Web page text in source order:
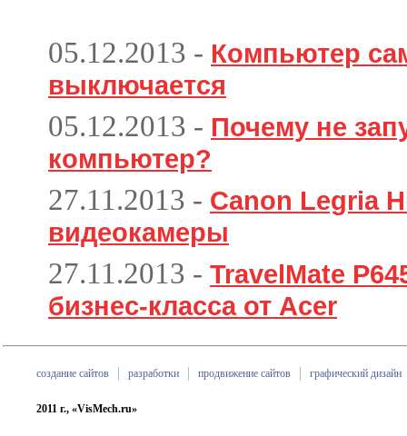
05.12.2013 - Компьютер
выключается
05.12.2013 - Почему не
компьютер?
27.11.2013 - Canon Legria
видеокамеры
27.11.2013 - TravelMate
бизнес-класса от Acer
создание сайтов разработки продвижение сайтов графический дизайн
2011 г., «VisMech.ru»